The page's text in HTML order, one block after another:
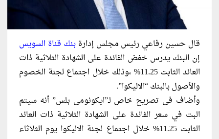
قال حسين رفاعي رئيس مجلس إدارةبنك قناة السويس
إن البنك يدرس خفض الفائدة على الشهادة الثلاثية ذات
العائد الثابت 11.25% ،وذلك خلال اجتماع لجنة الخصوم
والأصول بالبنك “الاليكوا”.
وأضاف فى تصريح خاص لـ”ايكونومى بلس” أنه سيتم
البت في سعر الفائدة على الشهادة الثلاثية ذات العائد
الثابت 11.25% خلال اجتماع لجنة الاليكوا يوم الثلاثاء